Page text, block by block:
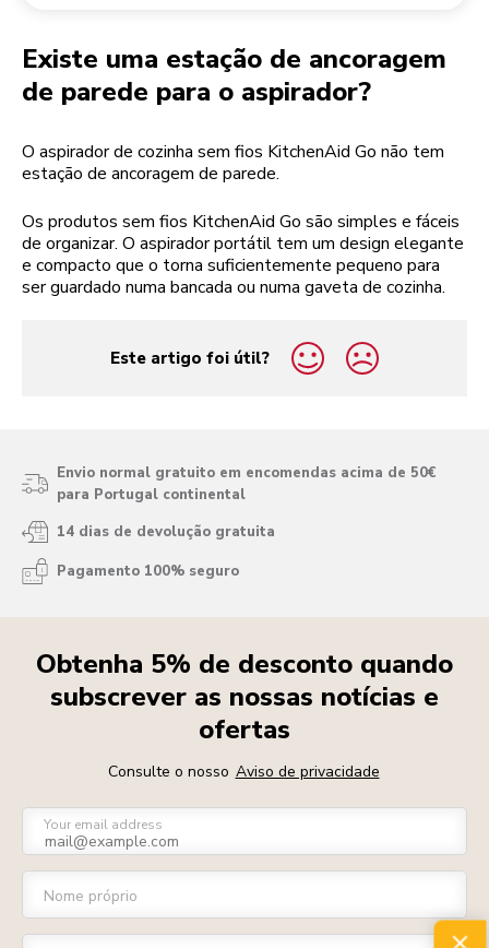
Existe uma estação de ancoragem
de parede para o aspirador?
O aspirador de cozinha sem fios KitchenAid Go não tem
estação de ancoragem de parede.
Os produtos sem fios KitchenAid Go são simples e fáceis
de organizar. O aspirador portátil tem um design elegante
e compacto que o torna suficientemente pequeno para
ser guardado numa bancada ou numa gaveta de cozinha.
Este artigo foi útil?
yes
no
Envio normal gratuito em encomendas acima de 50€
para Portugal continental
14 dias de devolução gratuita
Pagamento 100% seguro
Obtenha 5% de desconto quando
subscrever as nossas notícias e
ofertas
Consulte o nosso Aviso de privacidade
Your email address
Nome próprio